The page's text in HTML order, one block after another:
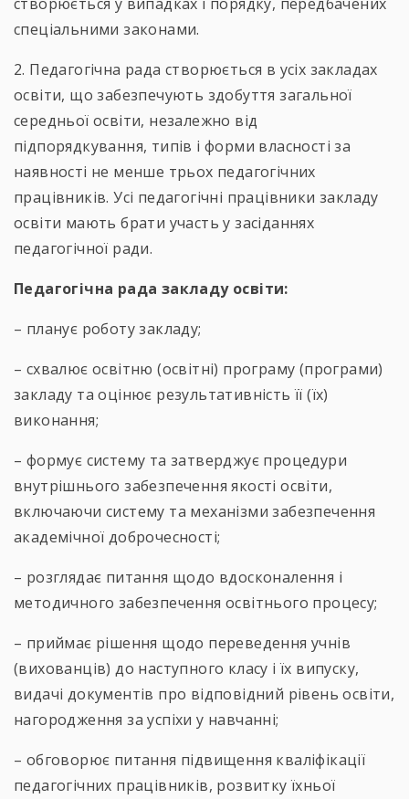
спеціальними законами.
2. Педагогічна рада створюється в усіх закладах
освіти, що забезпечують здобуття загальної
середньої освіти, незалежно від
підпорядкування, типів і форми власності за
наявності не менше трьох педагогічних
працівників. Усі педагогічні працівники закладу
освіти мають брати участь у засіданнях
педагогічної ради.
Педагогічна рада закладу освіти:
– планує роботу закладу;
– схвалює освітню (освітні) програму (програми)
закладу та оцінює результативність її (їх)
виконання;
– формує систему та затверджує процедури
внутрішнього забезпечення якості освіти,
включаючи систему та механізми забезпечення
академічної доброчесності;
– розглядає питання щодо вдосконалення і
методичного забезпечення освітнього процесу;
– приймає рішення щодо переведення учнів
(вихованців) до наступного класу і їх випуску,
видачі документів про відповідний рівень освіти,
нагородження за успіхи у навчанні;
– обговорює питання підвищення кваліфікації
педагогічних працівників, розвитку їхньої